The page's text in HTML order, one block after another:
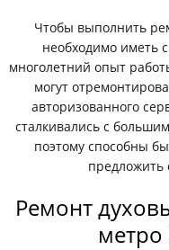
Чтобы выполнить
необходимо иметь
многолетний опыт
могут
авторизованного
сталкивались с
поэтому способны
Ремонт